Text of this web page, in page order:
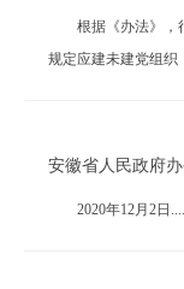
根据《办法》，行
规定应建未建党组织
安徽省人民政府
2020年12月2日